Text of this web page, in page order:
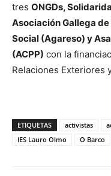
tres ONGDs,
Asociación Gallega
Social (Agareso) y
(ACPP) con la
Relaciones Exteriores
ETIQUETAS activistas
IES Lauro Olmo
O Barco